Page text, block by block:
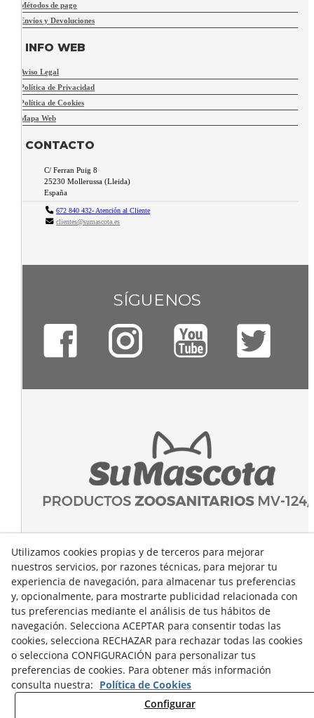
Métodos de pago
Envíos y Devoluciones
INFO WEB
Aviso Legal
Política de Privacidad
Política de Cookies
Mapa Web
CONTACTO
C/ Ferran Puig 8
25230 Mollerussa (Lleida)
España
672 840 432- Atención al Cliente
clientes@sumascota.es
SÍGUENOS
Utilizamos cookies propias y de terceros para mejorar
nuestros servicios, por razones técnicas, para mejorar tu
experiencia de navegación, para almacenar tus preferencias
y, opcionalmente, para mostrarte publicidad relacionada con
tus preferencias mediante el análisis de tus hábitos de
navegación. Selecciona ACEPTAR para consentir todas las
cookies, selecciona RECHAZAR para rechazar todas las cookies
o selecciona CONFIGURACIÓN para personalizar tus
preferencias de cookies. Para obtener más información
consulta nuestra: Política de Cookies
Configurar